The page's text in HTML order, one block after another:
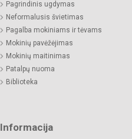
Pagrindinis ugdymas
Neformalusis švietimas
Pagalba mokiniams ir tėvams
Mokinių pavėžėjimas
Mokinių maitinimas
Patalpų nuoma
Biblioteka
Informacija